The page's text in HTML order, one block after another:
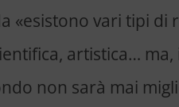
«esistono vari tipi di
artistica…
non sarà mai